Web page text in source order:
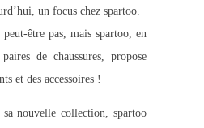
un focus chez spartoo.
être pas, mais spartoo, en
de chaussures, propose
et des accessoires !
nouvelle collection, spartoo